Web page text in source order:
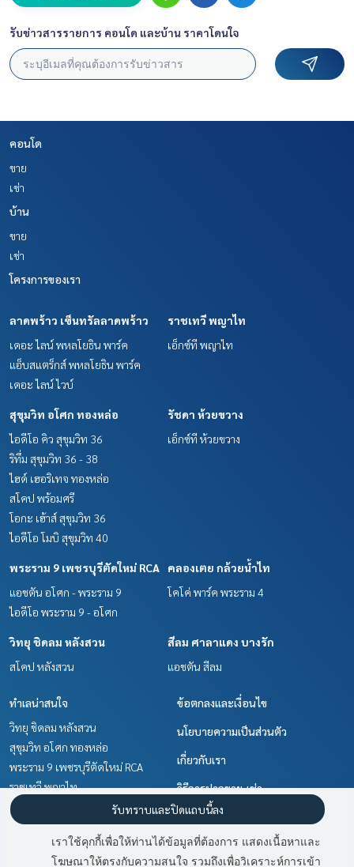
มี2คนกำลังดูประกาศนี้
รับข่าวสารรายการ คอนโด และบ้าน ราคาโดนใจ
คอนโด
ขาย
เช่า
บ้าน
ขาย
เช่า
โครงการของเรา
ลาดพร้าว เซ็นทรัลลาดพร้าว
เดอะ ไลน์ พหลโยธิน พาร์ค
แอ็บสแตร็กส์ พหลโยธิน พาร์ค
เดอะ ไลน์ ไวบ์
ราชเทวี พญาไท
เอ็กซ์ที พญาไท
สุขุมวิท อโศก ทองหล่อ
ไอดีโอ คิว สุขุมวิท 36
ริทึ่ม สุขุมวิท 36 - 38
ไฮด์ เฮอริเทจ ทองหล่อ
สโคป พร้อมศรี
โอกะ เฮ้าส์ สุขุมวิท 36
ไอดีโอ โมบิ สุขุมวิท 40
รัชดา ห้วยขวาง
เอ็กซ์ที ห้วยขวาง
พระราม 9 เพชรบุรีตัดใหม่ RCA
แอชตัน อโศก - พระราม 9
ไอดีโอ พระราม 9 - อโศก
คลองเตย กล้วยน้ำไท
โคโค่ พาร์ค พระราม 4
วิทยุ ชิดลม หลังสวน
สโคป หลังสวน
สีลม ศาลาแดง บางรัก
แอชตัน สีลม
ทำเลน่าสนใจ
วิทยุ ชิดลม หลังสวน
สุขุมวิท อโศก ทองหล่อ
พระราม 9 เพชรบุรีตัดใหม่ RCA
ราชเทวี พญาไท
คลองเตย กล้วยน้ำไท
สีลม ศาลาแดง บางรัก
ลาดพร้าว เซ็นทรัลลาดพร้าว
ข้อตกลงและเงื่อนไข
นโยบายความเป็นส่วนตัว
เกี่ยวกับเรา
วิธีการฝากขาย-เช่า
ติดต่อ
เราใช้คุกกี้เพื่อให้ท่านได้ข้อมูลที่ต้องการ แสดงเนื้อหาและ
โฆษณาให้ตรงกับความสนใจ รวมถึงเพื่อวิเคราะห์การเข้า
รับทราบและปิดแถบนี้ลง